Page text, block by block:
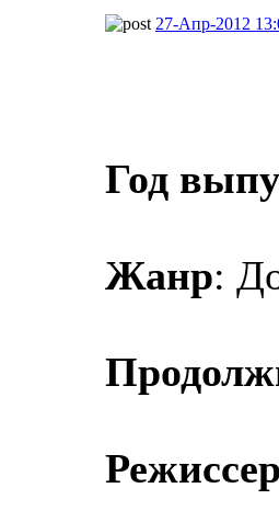
27-Апр-2012
Год
Жанр: